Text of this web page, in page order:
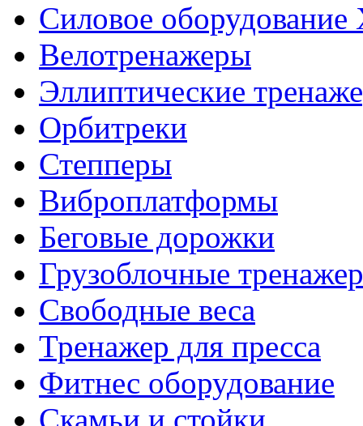
Силовое оборудование
Велотренажеры
Эллиптические
Орбитреки
Степперы
Виброплатформы
Беговые дорожки
Грузоблочные
Свободные веса
Тренажер для пресса
Фитнес оборудование